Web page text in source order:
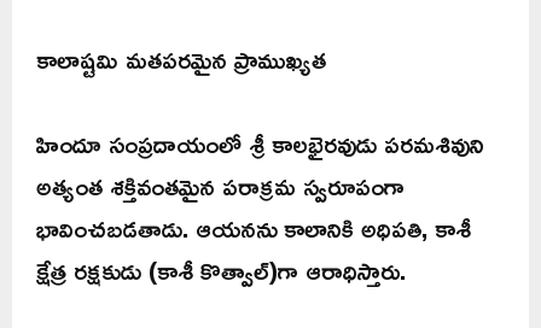
కాలాష్టమి మతపరమైన ప్రాముఖ్యత
హిందూ సంప్రదాయంలో శ్రీ కాలభైరవుడు పరమశివుని
అత్యంత శక్తివంతమైన పరాక్రమ స్వరూపంగా
భావించబడతాడు. ఆయనను కాలానికి అధిపతి, కాశీ
క్షేత్ర రక్షకుడు (కాశీ కొత్వాల్)గా ఆరాధిస్తారు.